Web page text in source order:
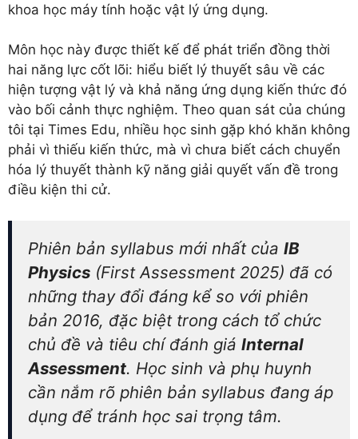
khoa học máy tính hoặc vật lý ứng dụng.
Môn học này được thiết kế để phát triển đồng thời
hai năng lực cốt lõi: hiểu biết lý thuyết sâu về các
hiện tượng vật lý và khả năng ứng dụng kiến thức đó
vào bối cảnh thực nghiệm. Theo quan sát của chúng
tôi tại Times Edu, nhiều học sinh gặp khó khăn không
phải vì thiếu kiến thức, mà vì chưa biết cách chuyển
hóa lý thuyết thành kỹ năng giải quyết vấn đề trong
điều kiện thi cử.
Phiên bản syllabus mới nhất của IB
Physics (First Assessment 2025) đã có
những thay đổi đáng kể so với phiên
bản 2016, đặc biệt trong cách tổ chức
chủ đề và tiêu chí đánh giá Internal
Assessment. Học sinh và phụ huynh
cần nắm rõ phiên bản syllabus đang áp
dụng để tránh học sai trọng tâm.